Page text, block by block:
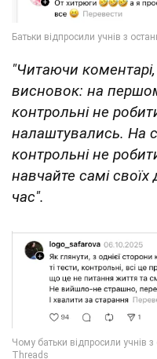
"Читаючи
висновок: на
контрольні не
налаштувались. На
контрольні не
навчайте самі своїх
час".